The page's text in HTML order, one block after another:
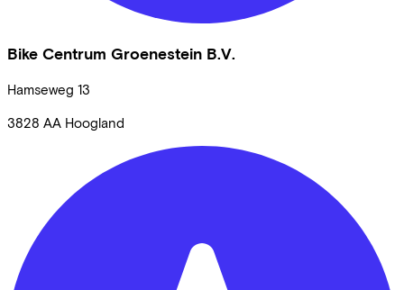
Bike Centrum Groenestein B.V.
Hamseweg 13
3828 AA Hoogland